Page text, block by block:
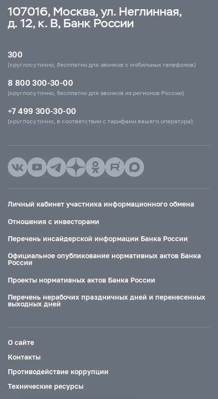
107016, Москва, ул. Неглинная,
д. 12, к. В, Банк России
300
(круглосуточно, бесплатно для звонков с мобильных телефонов)
8 800 300-30-00
(круглосуточно, бесплатно для звонков из регионов России)
+7 499 300-30-00
(круглосуточно, в соответствии с тарифами вашего оператора)
Личный кабинет участника информационного обмена
Отношения с инвесторами
Перечень инсайдерской информации Банка России
Официальное опубликование нормативных актов Банка
России
Проекты нормативных актов Банка России
Перечень нерабочих праздничных дней и перенесенных
выходных дней
О сайте
Контакты
Противодействие коррупции
Технические ресурсы